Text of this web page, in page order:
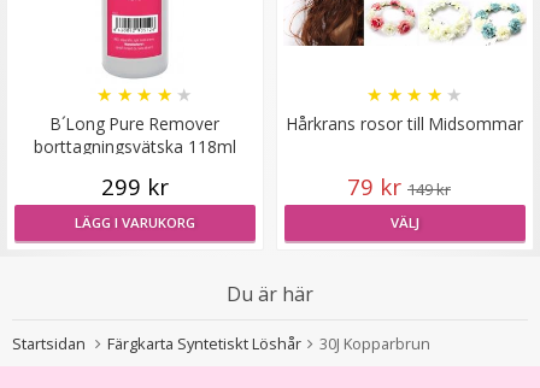
B´Long Pure Remover
borttagningsvätska 118ml
★ ★ ★ ★ ★
299 kr
LÄGG I VARUKORG
Hårkrans rosor till Midsommar
★ ★ ★ ★ ★
79 kr 149 kr
VÄLJ
Du är här
Startsidan Färgkarta Syntetiskt Löshår 30J Kopparbrun